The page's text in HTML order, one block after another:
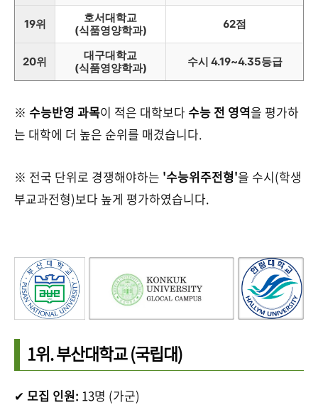
19위
호서대학교
(식품영양학과)
62점
20위
대구대학교
(식품영양학과)
수시 4.19~4.35등급
※ 수능반영 과목이 적은 대학보다 수능 전 영역을 평가하
는 대학에 더 높은 순위를 매겼습니다.
※ 전국 단위로 경쟁해야하는 '수능위주전형'을 수시(학생
부교과전형)보다 높게 평가하였습니다.
1위.부산대학교(국립대)
✔ 모집 인원: 13명 (가군)